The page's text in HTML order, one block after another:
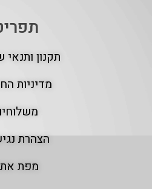
תקנון
מדיניות
הצהרת
מפת